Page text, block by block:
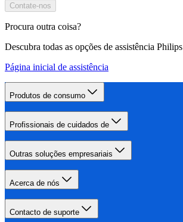
Contate-nos
Procura outra coisa?
Descubra todas as opções de assistência Philips
Página inicial de assistência
Produtos de consumo
Profissionais de cuidados de
Outras soluções empresariais
Acerca de nós
Contacto de suporte